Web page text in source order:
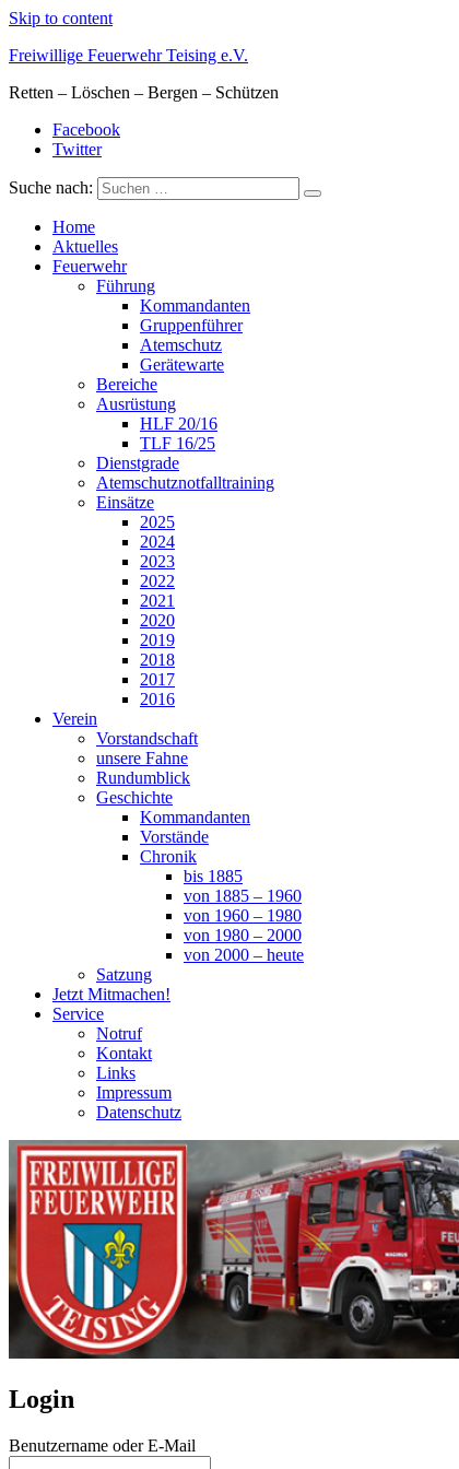
Skip to content
Freiwillige Feuerwehr Teising e.V.
Retten – Löschen – Bergen – Schützen
Facebook
Twitter
Suche nach:
Home
Aktuelles
Feuerwehr
Führung
Kommandanten
Gruppenführer
Atemschutz
Gerätewarte
Bereiche
Ausrüstung
HLF 20/16
TLF 16/25
Dienstgrade
Atemschutznotfalltraining
Einsätze
2025
2024
2023
2022
2021
2020
2019
2018
2017
2016
Verein
Vorstandschaft
unsere Fahne
Rundumblick
Geschichte
Kommandanten
Vorstände
Chronik
bis 1885
von 1885 – 1960
von 1960 – 1980
von 1980 – 2000
von 2000 – heute
Satzung
Jetzt Mitmachen!
Service
Notruf
Kontakt
Links
Impressum
Datenschutz
Login
Benutzername oder E-Mail